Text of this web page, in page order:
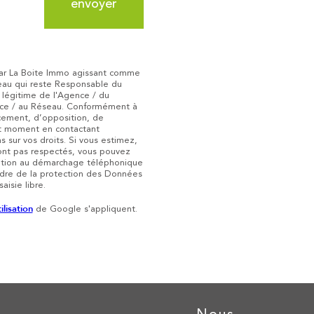
La Boite Immo agissant comme
qui reste Responsable du
légitime de l'Agence / du
/ au Réseau. Conformément à
d’opposition, de
en contactant
sur vos droits. Si vous estimez,
pas respectés, vous pouvez
au démarchage téléphonique
de la protection des Données
libre.
de Google s'appliquent.